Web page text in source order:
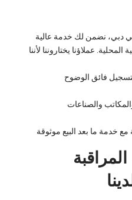
دبي، نضمن لك خدمة عالية
المحلية. عملاؤنا يختاروننا لأننا
فائق الوضوح
والصناعات
خدمة ما بعد البيع موثوقة